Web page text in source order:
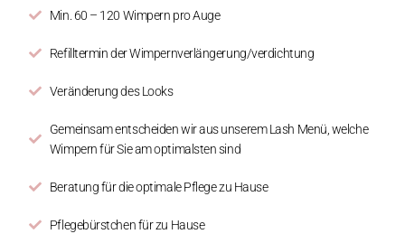
Min. 60 – 120 Wimpern pro Auge
Refilltermin der Wimpernverlängerung/verdichtung
Veränderung des Looks
Gemeinsam entscheiden wir aus unserem Lash Menü, welche
Wimpern für Sie am optimalsten sind
Beratung für die optimale Pflege zu Hause
Pflegebürstchen für zu Hause